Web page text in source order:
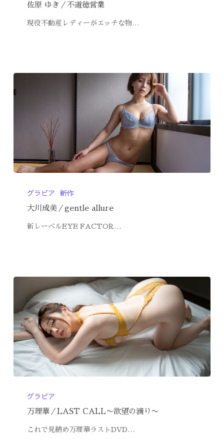
佐原 ゆき／不道徳営業
現役不動産レディーがエッチな物…
グラビア 新作
大川成美／gentle allure
新レーベルEYE FACTOR…
グラビア
万理華／LAST CALL〜欲望の滴り〜
これで見納め万理華ラストDVD…